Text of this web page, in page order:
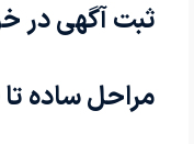
ثبت آگهی در
مراحل ساده